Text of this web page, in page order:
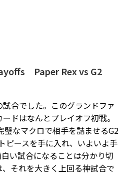
Paper Rex vs G2
合でした。このグランドファ
ドはなんとプレイオフ初戦。
なマクロで相手を詰ませるG2
ピースを手に入れ、いよいよ手
い試合になることは分かり切
それを大きく上回る神試合で